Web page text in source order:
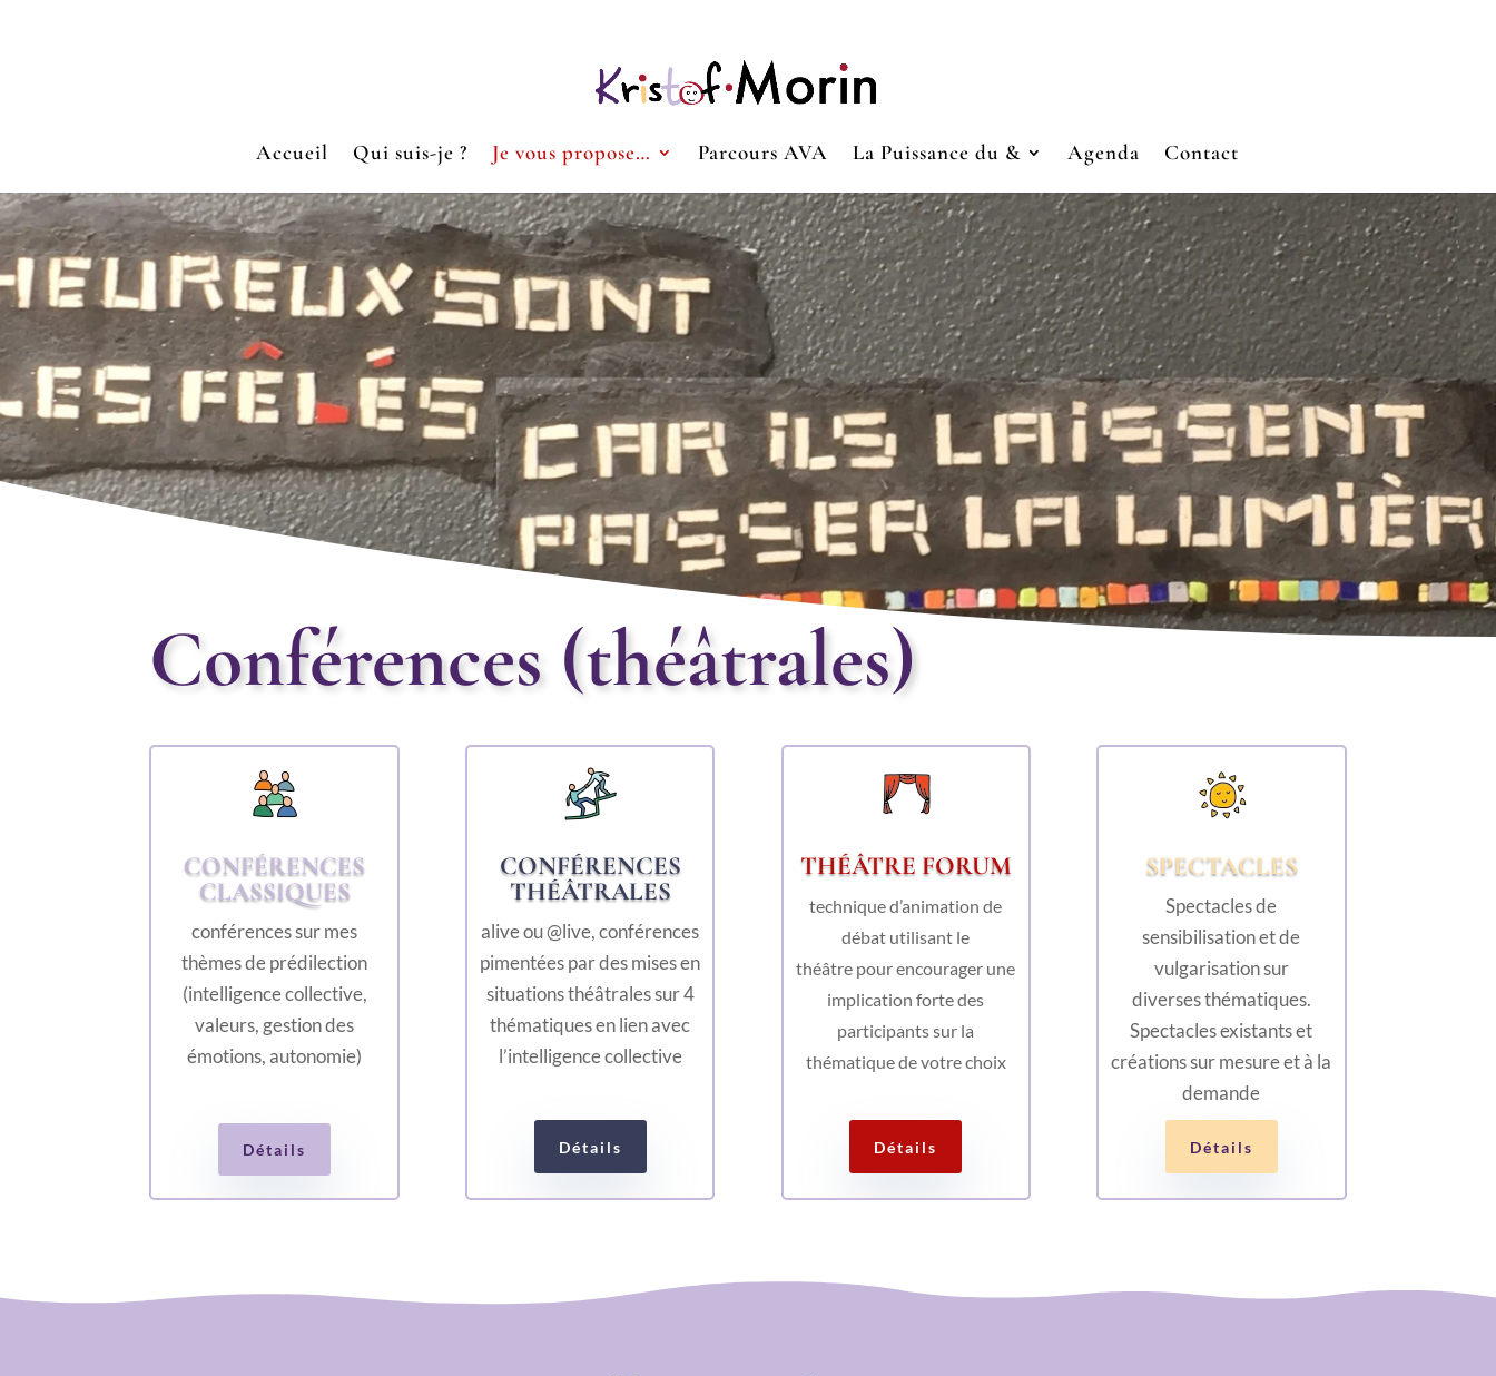
Accueil Qui suis-je ? Je vous propose… Parcours AVA La Puissance du & Agenda Contact
Conférences (théâtrales)
CONFÉRENCES
CLASSIQUES
conférences sur mes
thèmes de prédilection
(intelligence collective,
valeurs, gestion des
émotions, autonomie)
Détails
CONFÉRENCES
THÉÂTRALES
alive ou @live, conférences
pimentées par des mises en
situations théâtrales sur 4
thématiques en lien avec
l’intelligence collective
Détails
THÉÂTRE FORUM
technique d’animation de
débat utilisant le
théâtre pour encourager une
implication forte des
participants sur la
thématique de votre choix
Détails
SPECTACLES
Spectacles de
sensibilisation et de
vulgarisation sur
diverses thématiques.
Spectacles existants et
créations sur mesure et à la
demande
Détails